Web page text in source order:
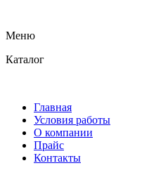
Меню
Каталог
Главная
Условия работы
О компании
Прайс
Контакты